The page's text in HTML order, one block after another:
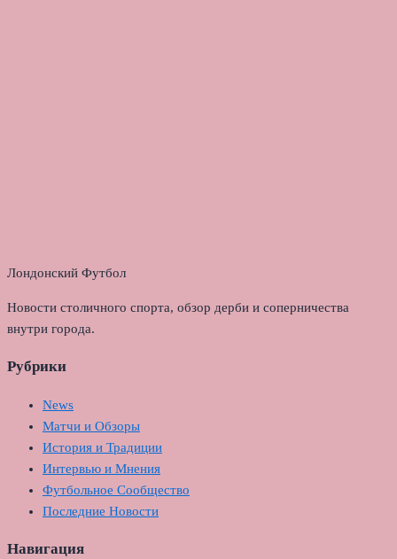
Лондонский Футбол
Новости столичного спорта, обзор дерби и соперничества
внутри города.
Рубрики
News
Матчи и Обзоры
История и Традиции
Интервью и Мнения
Футбольное Сообщество
Последние Новости
Навигация